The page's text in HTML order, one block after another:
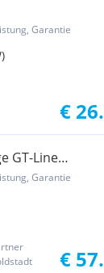
Garantie
€
GT-Line
Garantie
€